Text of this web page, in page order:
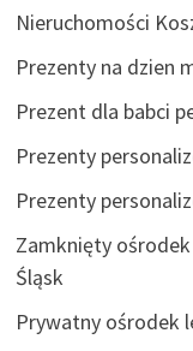
Nieruchomości
Prezenty na dzien
Prezent dla babci
Prezenty
Prezenty
Zamknięty
Śląsk
Prywatny ośrodek